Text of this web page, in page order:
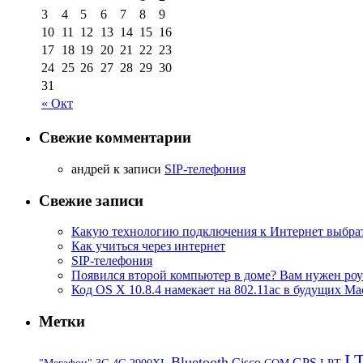
« Окт
3
4 5 6 7 8
9
10 11 12 13 14 15 16
17 18 19 20 21 22 23
24 25 26 27 28 29 30
31
Свежие комментарии
aндрей к записи SIP-телефония
Свежие записи
Какую технологию подключения к Интернет
Как учиться через интернет
SIP-телефония
Появился второй компьютер в доме? Вам нужен
Код OS X 10.8.4 намекает на 802.11ac в будущих
Метки